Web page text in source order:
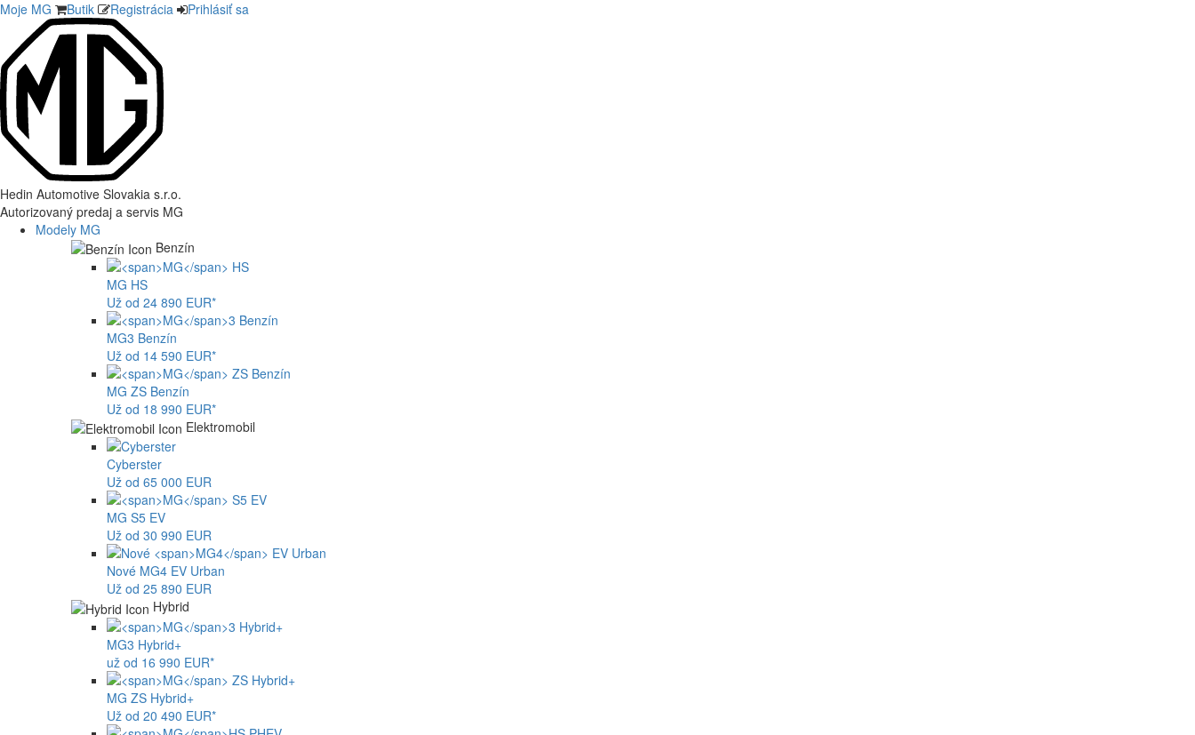
Moje MG Butik Registrácia Prihlásiť sa
Hedin Automotive Slovakia s.r.o.
Autorizovaný predaj a servis MG
Modely MG
Benzín
MG HS
Už od 24 890 EUR*
MG3 Benzín
Už od 14 590 EUR*
MG ZS Benzín
Už od 18 990 EUR*
Elektromobil
Cyberster
Už od 65 000 EUR
MG S5 EV
Už od 30 990 EUR
Nové MG4 EV Urban
Už od 25 890 EUR
Hybrid
MG3 Hybrid+
už od 16 990 EUR*
MG ZS Hybrid+
Už od 20 490 EUR*